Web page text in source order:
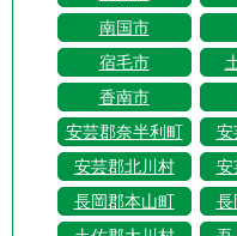
南国市
宿毛市
香南市
安芸郡奈半利町
安
安芸郡北川村
安
長岡郡本山町
長